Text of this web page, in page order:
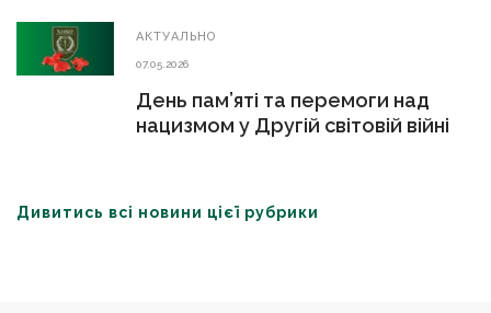
АКТУАЛЬНО
07.05.2026
День пам’яті та перемоги над
нацизмом у Другій світовій війні
Дивитись всі новини цієї рубрики